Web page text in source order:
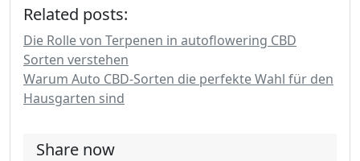
Related posts:
Die Rolle von Terpenen in autoflowering CBD
Sorten verstehen
Warum Auto CBD-Sorten die perfekte Wahl für den
Hausgarten sind
Share now